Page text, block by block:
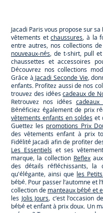
Jacadi Paris vous propose sur
vêtements etchaussures, à la
entre autres, nos collections
nouveaux-nés, de t-shirt, pull
chaussettes et accessoires
Découvrez nos collections
Grâce à Jacadi Seconde Vie,
enfants. Profitez aussi de nos
trouvez des idéescadeaux de
Retrouvez nos idées
Bénéficiez également de prix
vêtements enfants en soldeset
Guettez les promotions Prix
des vêtements enfant à prix
Fidélité Jacadi afin de profiter
Les Essentielset ses
marque, la collection Reflex
des détails réfléchissants, la
qu'élégante, ainsi que les
bébé. Pour passer l’automne et
collection de manteaux bébé et
les Jolis Jours, c’est l’occasion
bébé et enfant à prix doux. Un